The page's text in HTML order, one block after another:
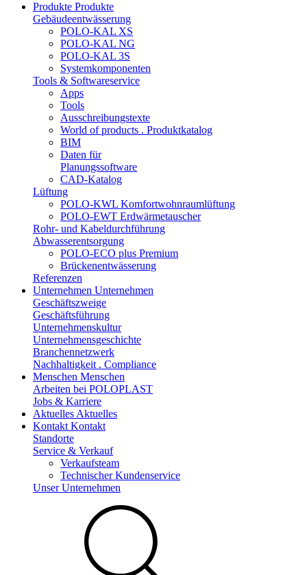
Produkte Produkte
Gebäudeentwässerung
POLO-KAL XS
POLO-KAL NG
POLO-KAL 3S
Systemkomponenten
Tools & Softwareservice
Apps
Tools
Ausschreibungstexte
World of products . Produktkatalog
BIM
Daten für
Planungssoftware
CAD-Katalog
Lüftung
POLO-KWL Komfortwohnraumlüftung
POLO-EWT Erdwärmetauscher
Rohr- und Kabeldurchführung
Abwasserentsorgung
POLO-ECO plus Premium
Brückenentwässerung
Referenzen
Unternehmen Unternehmen
Geschäftszweige
Geschäftsführung
Unternehmenskultur
Unternehmensgeschichte
Branchennetzwerk
Nachhaltigkeit . Compliance
Menschen Menschen
Arbeiten bei POLOPLAST
Jobs & Karriere
Aktuelles Aktuelles
Kontakt Kontakt
Standorte
Service & Verkauf
Verkaufsteam
Technischer Kundenservice
Unser Unternehmen